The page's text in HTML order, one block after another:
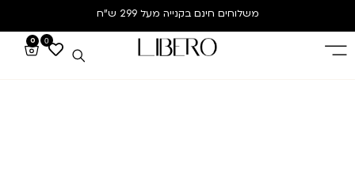
משלוחים חינם בקנייה מעל 299 ש”ח
0
0